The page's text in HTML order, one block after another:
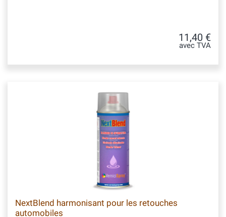
11,40 €
avec TVA
NextBlend harmonisant pour les retouches
automobiles